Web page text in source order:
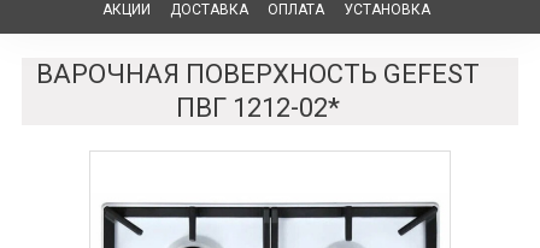
АКЦИИ ДОСТАВКА ОПЛАТА УСТАНОВКА
ВАРОЧНАЯ ПОВЕРХНОСТЬ GEFEST
ПВГ 1212-02*